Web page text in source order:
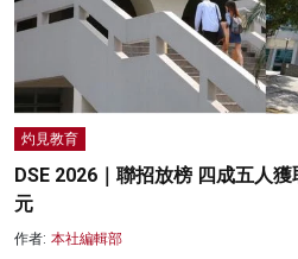
灼見教育
DSE 2026｜聯招放榜 四成五人
元
作者: 本社編輯部